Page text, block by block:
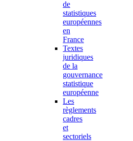
de
statistiques
européennes
en
France
Textes
juridiques
de la
gouvernance
statistique
européenne
Les
règlements
cadres
et
sectoriels